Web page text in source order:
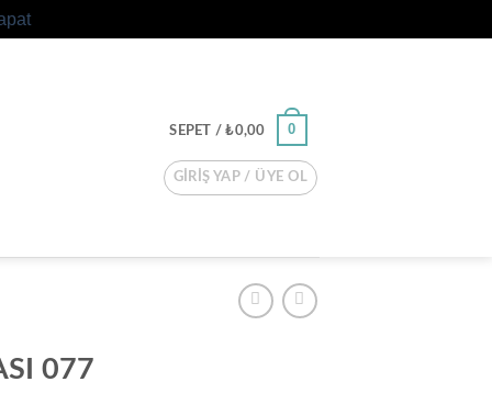
SEPET /₺0,00 0
GIRIŞ YAP / ÜYE OL
077